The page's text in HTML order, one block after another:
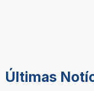
Últimas